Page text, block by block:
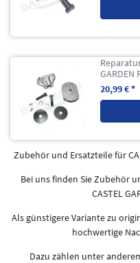
GARDEN
20,99 € *
Zubehör und Ersatzteile für
Bei uns finden Sie Zubehör
CASTEL
Als günstigere Variante zu
hochwertige
Dazu zählen unter